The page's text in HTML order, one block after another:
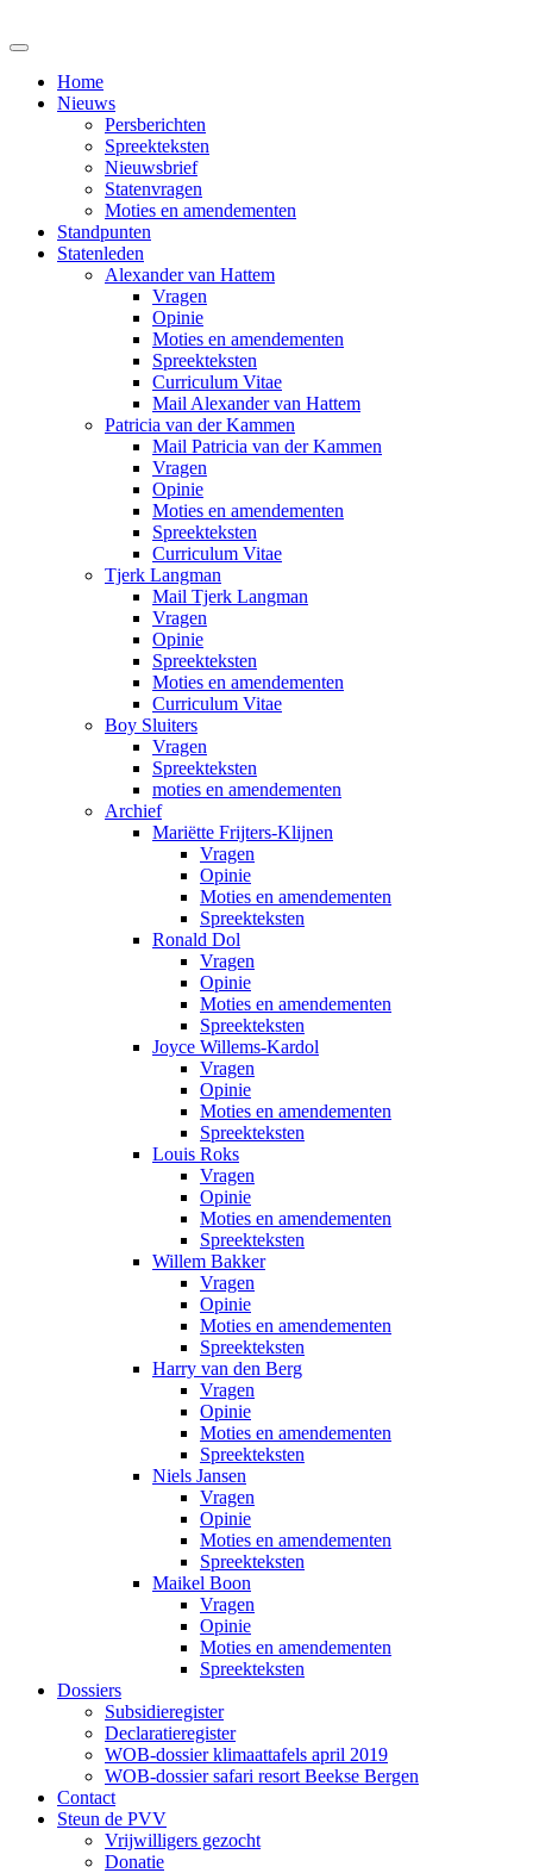
Home
Nieuws
Persberichten
Spreekteksten
Nieuwsbrief
Statenvragen
Moties en amendementen
Standpunten
Statenleden
Alexander van Hattem
Vragen
Opinie
Moties en amendementen
Spreekteksten
Curriculum Vitae
Mail Alexander van Hattem
Patricia van der Kammen
Mail Patricia van der Kammen
Vragen
Opinie
Moties en amendementen
Spreekteksten
Curriculum Vitae
Tjerk Langman
Mail Tjerk Langman
Vragen
Opinie
Spreekteksten
Moties en amendementen
Curriculum Vitae
Boy Sluiters
Vragen
Spreekteksten
moties en amendementen
Archief
Mariëtte Frijters-Klijnen
Vragen
Opinie
Moties en amendementen
Spreekteksten
Ronald Dol
Vragen
Opinie
Moties en amendementen
Spreekteksten
Joyce Willems-Kardol
Vragen
Opinie
Moties en amendementen
Spreekteksten
Louis Roks
Vragen
Opinie
Moties en amendementen
Spreekteksten
Willem Bakker
Vragen
Opinie
Moties en amendementen
Spreekteksten
Harry van den Berg
Vragen
Opinie
Moties en amendementen
Spreekteksten
Niels Jansen
Vragen
Opinie
Moties en amendementen
Spreekteksten
Maikel Boon
Vragen
Opinie
Moties en amendementen
Spreekteksten
Dossiers
Subsidieregister
Declaratieregister
WOB-dossier klimaattafels april 2019
WOB-dossier safari resort Beekse Bergen
Contact
Steun de PVV
Vrijwilligers gezocht
Donatie